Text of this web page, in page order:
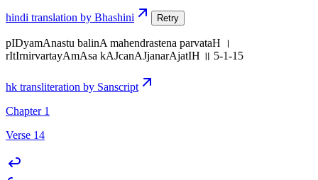
hindi translation by Bhashini Retry
pIDyamAnastu balinA mahendrastena parvataH ।
rItIrnirvartayAmAsa kAJcanAJjanarAjatIH ॥ 5-1-15
hk transliteration by Sanscript
Chapter 1
Verse 14